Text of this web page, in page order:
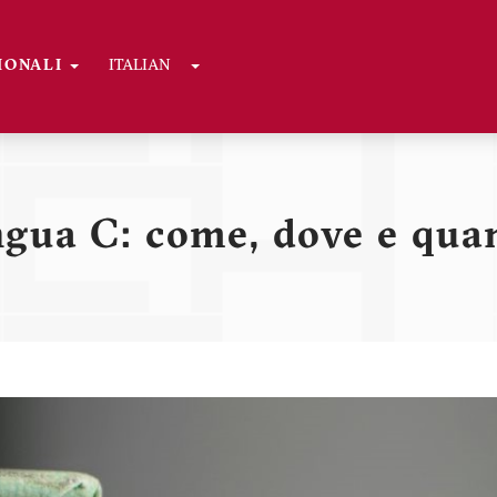
ITALIAN Toggle Dropdown
C: come, dove e